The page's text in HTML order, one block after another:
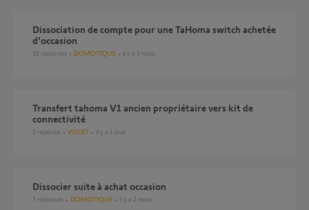
Dissociation de compte pour une TaHoma switch achetée
d'occasion
16 réponses DOMOTIQUE il y a 3 mois
Transfert tahoma V1 ancien propriétaire vers kit de
connectivité
1 réponse VOLET il y a 1 jour
dissocier suite à achat occasion
7 réponses DOMOTIQUE il y a 2 mois